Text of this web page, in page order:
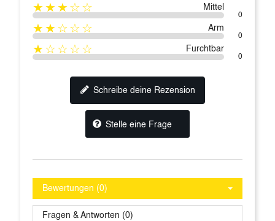
★★★☆☆ Mittel
0
★★☆☆☆ Arm
0
★☆☆☆☆ Furchtbar
0
Schreibe deine Rezension
Stelle eine Frage
Bewertungen (0)
Fragen & Antworten (0)